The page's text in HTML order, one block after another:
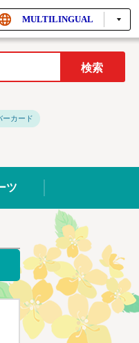
MULTILINGUAL
ーカード
ツ